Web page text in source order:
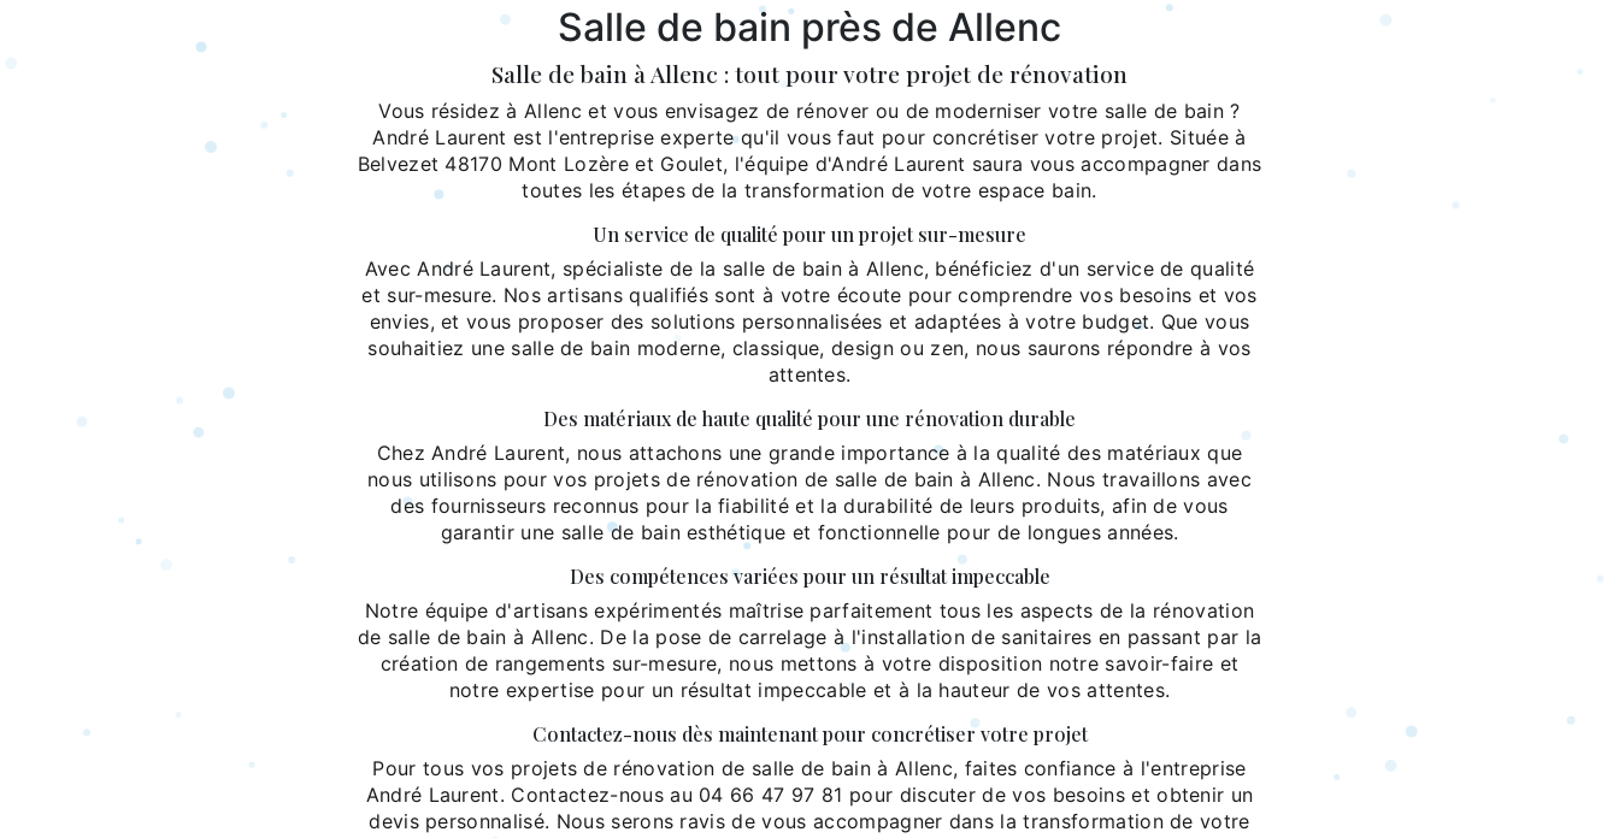
Salle de bain près de Allenc
Salle de bain à Allenc : tout pour votre projet de rénovation
Vous résidez à Allenc et vous envisagez de rénover ou de moderniser votre salle de bain ?
André Laurent est l'entreprise experte qu'il vous faut pour concrétiser votre projet. Située à
Belvezet 48170 Mont Lozère et Goulet, l'équipe d'André Laurent saura vous accompagner dans
toutes les étapes de la transformation de votre espace bain.
Un service de qualité pour un projet sur-mesure
Avec André Laurent, spécialiste de la salle de bain à Allenc, bénéficiez d'un service de qualité
et sur-mesure. Nos artisans qualifiés sont à votre écoute pour comprendre vos besoins et vos
envies, et vous proposer des solutions personnalisées et adaptées à votre budget. Que vous
souhaitiez une salle de bain moderne, classique, design ou zen, nous saurons répondre à vos
attentes.
Des matériaux de haute qualité pour une rénovation durable
Chez André Laurent, nous attachons une grande importance à la qualité des matériaux que
nous utilisons pour vos projets de rénovation de salle de bain à Allenc. Nous travaillons avec
des fournisseurs reconnus pour la fiabilité et la durabilité de leurs produits, afin de vous
garantir une salle de bain esthétique et fonctionnelle pour de longues années.
Des compétences variées pour un résultat impeccable
Notre équipe d'artisans expérimentés maîtrise parfaitement tous les aspects de la rénovation
de salle de bain à Allenc. De la pose de carrelage à l'installation de sanitaires en passant par la
création de rangements sur-mesure, nous mettons à votre disposition notre savoir-faire et
notre expertise pour un résultat impeccable et à la hauteur de vos attentes.
Contactez-nous dès maintenant pour concrétiser votre projet
Pour tous vos projets de rénovation de salle de bain à Allenc, faites confiance à l'entreprise
André Laurent. Contactez-nous au 04 66 47 97 81 pour discuter de vos besoins et obtenir un
devis personnalisé. Nous serons ravis de vous accompagner dans la transformation de votre